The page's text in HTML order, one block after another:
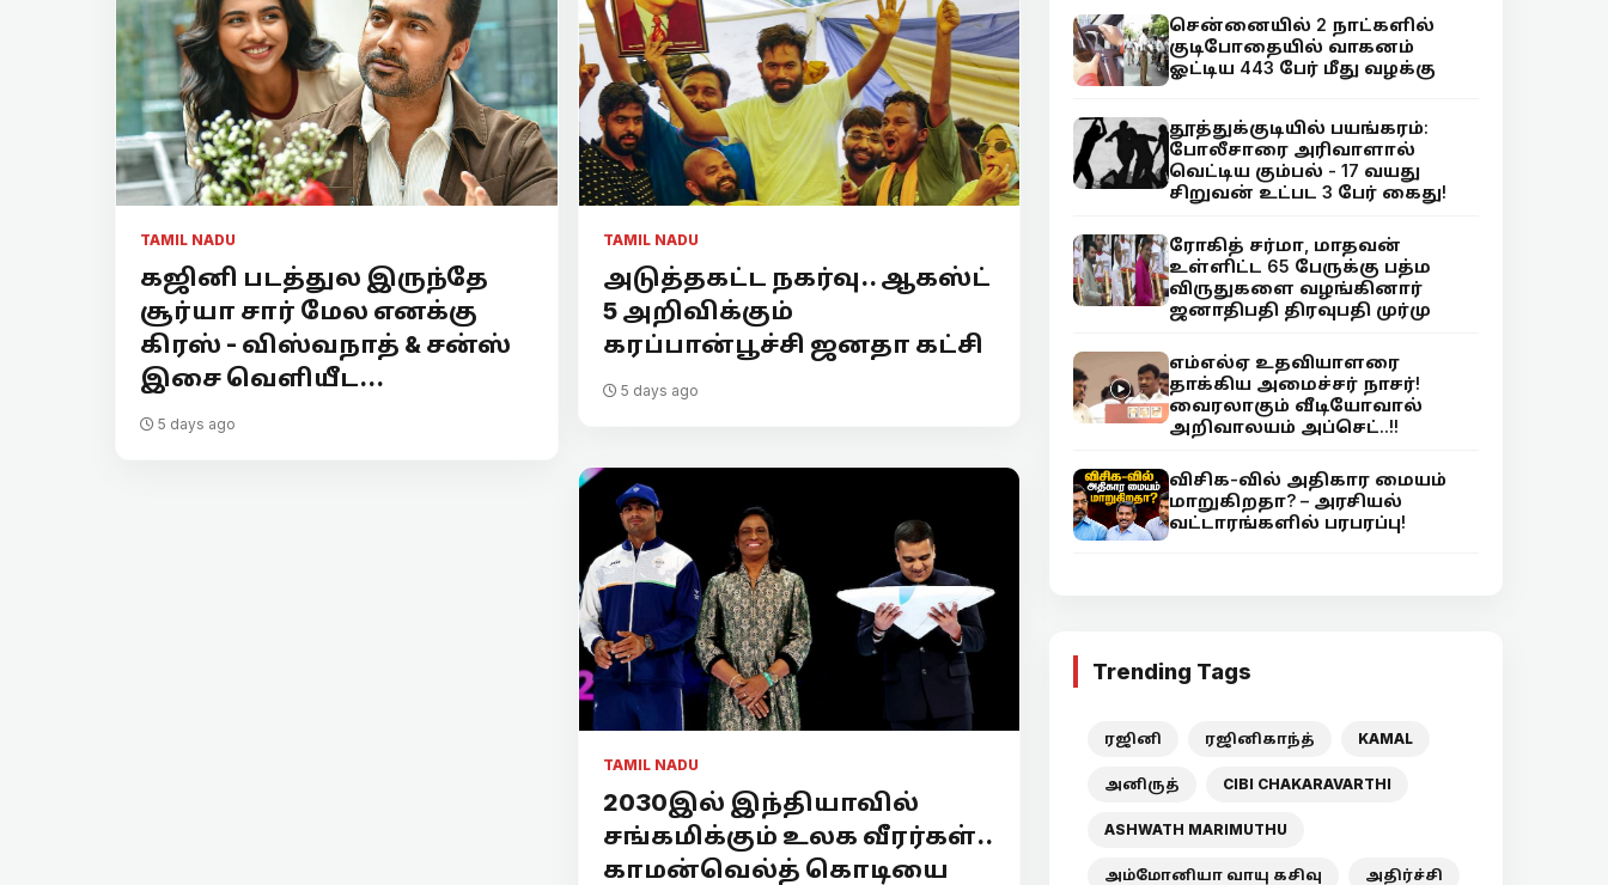
TAMIL NADU
கஜினி படத்துல இருந்தே
சூர்யா சார் மேல எனக்கு
கிரஸ் - விஸ்வநாத் & சன்ஸ்
இசை வெளியீட...
5 days ago
TAMIL NADU
அடுத்தகட்ட நகர்வு.. ஆகஸ்ட்
5 அறிவிக்கும்
கரப்பான்பூச்சி ஜனதா கட்சி
5 days ago
TAMIL NADU
2030இல் இந்தியாவில்
சங்கமிக்கும் உலக வீரர்கள்..
காமன்வெல்த் கொடியை
சென்னையில் 2 நாட்களில்
குடிபோதையில் வாகனம்
ஓட்டிய 443 பேர் மீது வழக்கு
தூத்துக்குடியில் பயங்கரம்:
போலீசாரை அரிவாளால்
வெட்டிய கும்பல் - 17 வயது
சிறுவன் உட்பட 3 பேர் கைது!
ரோகித் சர்மா, மாதவன்
உள்ளிட்ட 65 பேருக்கு பத்ம
விருதுகளை வழங்கினார்
ஜனாதிபதி திரவுபதி முர்மு
எம்எல்ஏ உதவியாளரை
தாக்கிய அமைச்சர் நாசர்!
வைரலாகும் வீடியோவால்
அறிவாலயம் அப்செட்..!!
விசிக-வில் அதிகார மையம்
மாறுகிறதா? – அரசியல்
வட்டாரங்களில் பரபரப்பு!
Trending Tags
ரஜினி ரஜினிகாந்த் KAMAL
அனிருத் CIBI CHAKARAVARTHI
ASHWATH MARIMUTHU
அம்மோனியா வாயு கசிவு அதிர்ச்சி